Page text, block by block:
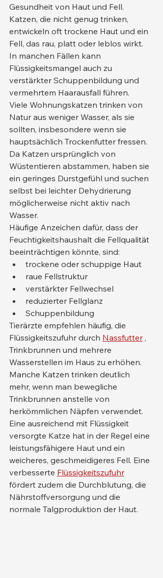
Gesundheit von Haut und Fell.
Katzen, die nicht genug trinken,
entwickeln oft trockene Haut und ein
Fell, das rau, platt oder leblos wirkt.
In manchen Fällen kann
Flüssigkeitsmangel auch zu
verstärkter Schuppenbildung und
vermehrtem Haarausfall führen.
Viele Wohnungskatzen trinken von
Natur aus weniger Wasser, als sie
sollten, insbesondere wenn sie
hauptsächlich Trockenfutter fressen.
Da Katzen ursprünglich von
Wüstentieren abstammen, haben sie
ein geringes Durstgefühl und suchen
selbst bei leichter Dehydrierung
möglicherweise nicht aktiv nach
Wasser.
Häufige Anzeichen dafür, dass der
Feuchtigkeitshaushalt die Fellqualität
beeinträchtigen könnte, sind:
trockene oder schuppige Haut
raue Fellstruktur
verstärkter Fellwechsel
reduzierter Fellglanz
Schuppenbildung
Tierärzte empfehlen häufig, die
Flüssigkeitszufuhr durch Nassfutter ,
Trinkbrunnen und mehrere
Wasserstellen im Haus zu erhöhen.
Manche Katzen trinken deutlich
mehr, wenn man bewegliche
Trinkbrunnen anstelle von
herkömmlichen Näpfen verwendet.
Eine ausreichend mit Flüssigkeit
versorgte Katze hat in der Regel eine
leistungsfähigere Haut und ein
weicheres, geschmeidigeres Fell. Eine
verbesserte Flüssigkeitszufuhr
fördert zudem die Durchblutung, die
Nährstoffversorgung und die
normale Talgproduktion der Haut.